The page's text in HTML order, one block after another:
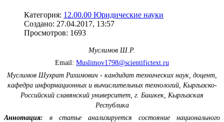
Категория: 12.00.00 Юридические науки
Создано: 27.04.2017, 13:57
Просмотров: 1693
Муслимов Ш.Р.
Email: Muslimov1798@scientifictext.ru
Муслимов Шухрат Рахимович - кандидат технических наук, доцент,
кафедра информационных и вычислительных технологий, Кыргызско-
Российский славянский университет, г. Бишкек, Кыргызская
Республика
Аннотация: в статье анализируется состояние национального